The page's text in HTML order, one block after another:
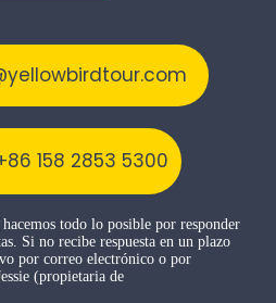
158 2853 5300
todo lo posible por responder
Si no recibe respuesta en un plazo
por correo electrónico o por
(propietaria de